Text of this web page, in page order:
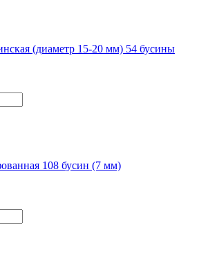
(диаметр 15-20 мм) 54 бусины
108 бусин (7 мм)